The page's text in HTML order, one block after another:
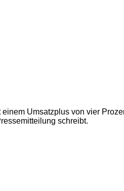
Umsatzplus von vier
schreibt.